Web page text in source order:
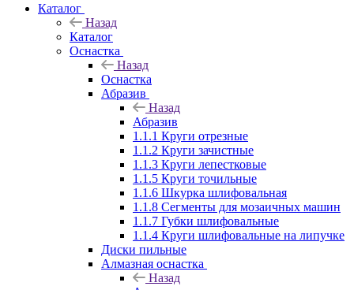
Каталог
Назад
Каталог
Оснастка
Назад
Оснастка
Абразив
Назад
Абразив
1.1.1 Круги отрезные
1.1.2 Круги зачистные
1.1.3 Круги лепестковые
1.1.5 Круги точильные
1.1.6 Шкурка шлифовальная
1.1.8 Сегменты для мозаичных машин
1.1.7 Губки шлифовальные
1.1.4 Круги шлифовальные на липучке
Диски пильные
Алмазная оснастка
Назад